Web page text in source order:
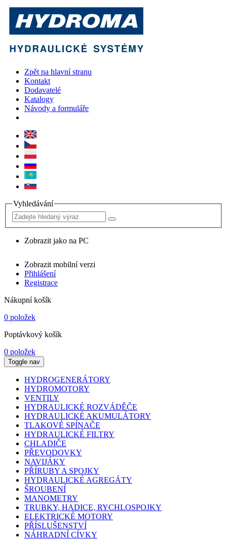
Zpět na hlavní stranu
Kontakt
Dodavatelé
Katalogy
Návody a formuláře
Vyhledávání
Zobrazit jako na PC
Zobrazit mobilní verzi
Přihlášení
Registrace
Nákupní košík
0 položek
Poptávkový košík
0 položek
Toggle nav
HYDROGENERÁTORY
HYDROMOTORY
VENTILY
HYDRAULICKÉ ROZVÁDĚČE
HYDRAULICKÉ AKUMULÁTORY
TLAKOVÉ SPÍNAČE
HYDRAULICKÉ FILTRY
CHLADIČE
PŘEVODOVKY
NAVIJÁKY
PŘÍRUBY A SPOJKY
HYDRAULICKÉ AGREGÁTY
ŠROUBENÍ
MANOMETRY
TRUBKY, HADICE, RYCHLOSPOJKY
ELEKTRICKÉ MOTORY
PŘÍSLUŠENSTVÍ
NÁHRADNÍ CÍVKY